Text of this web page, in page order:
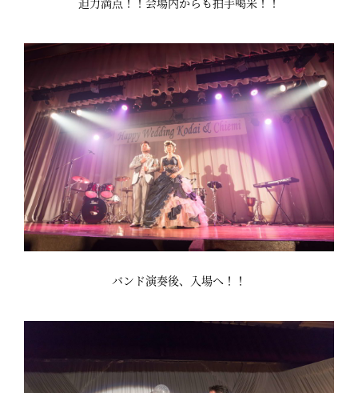
バンド演奏後、入場へ！！